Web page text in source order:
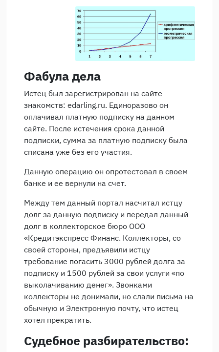
Фабула дела
Истец был зарегистрирован на сайте
знакомств: edarling.ru. Единоразово он
оплачивал платную подписку на данном
сайте. После истечения срока данной
подписки, сумма за платную подписку была
списана уже без его участия.
Данную операцию он опротестовал в своем
банке и ее вернули на счет.
Между тем данный портал насчитал истцу
долг за данную подписку и передал данный
долг в коллекторское бюро ООО
«Кредитэкспресс Финанс. Коллекторы, со
своей стороны, предъявили истцу
требование погасить 3000 рублей долга за
подписку и 1500 рублей за свои услуги «по
выколачиванию денег». Звонками
коллекторы не донимали, но слали письма на
обычную и Электронную почту, что истец
хотел прекратить.
Судебное разбирательство: